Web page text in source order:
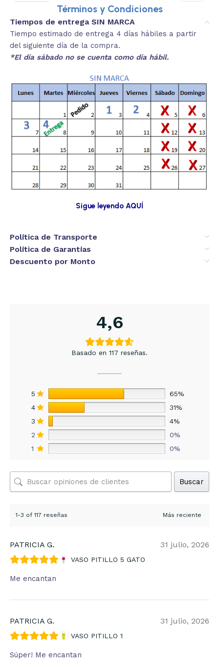
Términos y Condiciones
Tiempos de entrega SIN MARCA
Tiempo estimado de entrega 4 días hábiles a partir
del siguiente día de la compra.
*El día sábado no se cuenta como día hábil.
Sigue leyendo AQUÍ
Política de Transporte
Política de Garantías
Descuento por Monto
4,6
Basado en 117 reseñas.
5
65%
4
31%
3
4%
2
0%
1
0%
Buscar
1-3 of 117 reseñas
PATRICIA G. 31 julio, 2026
VASO PITILLO 5 GATO
Me encantan
PATRICIA G. 31 julio, 2026
VASO PITILLO 1
Súper! Me encantan